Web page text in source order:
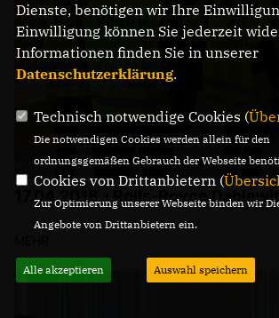
17.04.2018 - Rolls-Royce Dahlewitz
Dienste, benötigen wir Ihre
Einwilligung können Sie jederzeit
Informationen finden Sie in unserer
Datenschutzerklärung.
Technisch notwendige Cookies (
Die notwendigen Cookies werden allein für den
ordnungsgemäßen Gebrauch der Webseite
Cookies von Drittanbietern (
Zur Optimierung unserer Webseite binden wir
Angebote von Drittanbietern ein.
Alle akzeptieren Auswahl speichern